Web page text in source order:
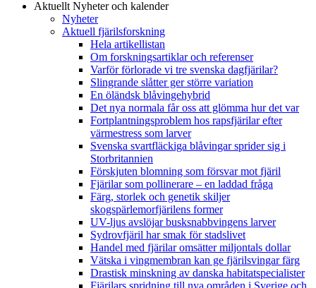
Aktuellt Nyheter och kalender
Nyheter
Aktuell fjärilsforskning
Hela artikellistan
Om forskningsartiklar och referenser
Varför förlorade vi tre svenska dagfjärilar?
Slingrande slåtter ger större variation
En öländsk blåvingehybrid
Det nya normala får oss att glömma hur det var
Fortplantningsproblem hos rapsfjärilar efter
värmestress som larver
Svenska svartfläckiga blåvingar sprider sig i
Storbritannien
Förskjuten blomning som försvar mot fjäril
Fjärilar som pollinerare – en laddad fråga
Färg, storlek och genetik skiljer
skogspärlemorfjärilens former
UV-ljus avslöjar busksnabbvingens larver
Sydrovfjäril har smak för stadslivet
Handel med fjärilar omsätter miljontals dollar
Vätska i vingmembran kan ge fjärilsvingar färg
Drastisk minskning av danska habitatspecialister
Fjärilars spridning till nya områden i Sverige och